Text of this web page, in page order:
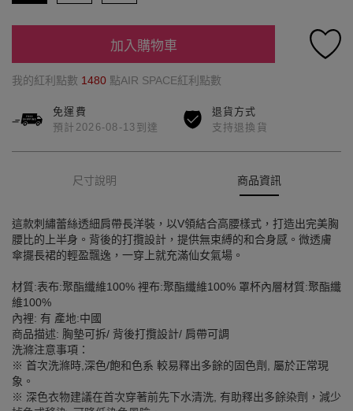
加入購物車
我的紅利點數 1480 點AIR SPACE紅利點數
免運費
預計2026-08-13到達
退貨方式
支持退換貨
尺寸說明 商品資訊
這款刺繡蕾絲透細肩帶長洋裝，以V領結合高腰樣式，打造出完美胸
腰比的上半身。背後的打攬設計，提供無束縛的和合身感。微透膚
傘擺長裙的輕盈飄逸，一穿上就充滿仙女氣場。
材質:表布:聚酯纖維100% 裡布:聚酯纖維100% 罩杯內層材質:聚酯纖
維100%
內裡: 有 產地:中國
商品描述: 胸墊可拆/ 背後打攬設計/ 肩帶可調
洗滌注意事項：
※ 首次洗滌時,深色/飽和色系 較易釋出多餘的固色劑, 屬於正常現
象。
※ 深色衣物建議在首次穿著前先下水清洗, 有助釋出多餘染劑，減少